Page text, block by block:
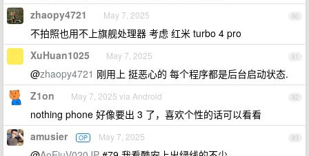
80
zhaopy4721 May 7, 2025
不拍照也用不上旗舰处理器 考虑 红米 turbo 4 pro
81
XuHuan1025 May 7, 2025
@zhaopy4721 刚用上 挺恶心的 每个程序都是后台启动状态.
82
Z1on May 7, 2025 via Android
nothing phone 好像要出 3 了，喜欢个性的话可以看看
83
amusier OP May 7, 2025